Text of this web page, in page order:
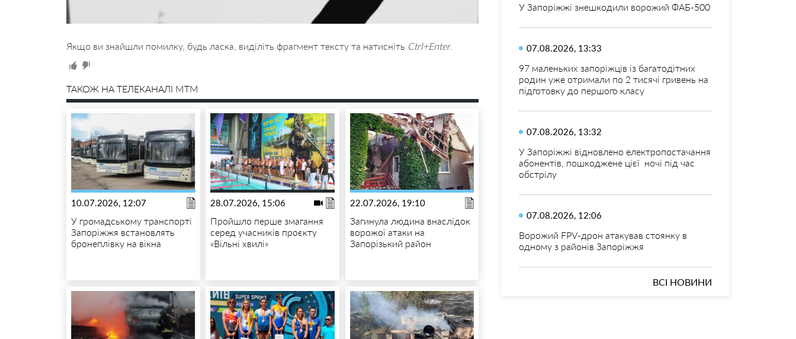
Якщо ви знайшли помилку, будь ласка, виділіть фрагмент тексту та натисніть Ctrl+Enter.
ТАКОЖ НА ТЕЛЕКАНАЛІ MTM
10.07.2026, 12:07
У громадському транспорті
Запоріжжя встановлять
бронеплівку на вікна
28.07.2026, 15:06
Пройшло перше змагання
серед учасників проєкту
«Вільні хвилі»
22.07.2026, 19:10
Загинула людина внаслідок
ворожої атаки на
Запорізький район
У Запоріжжі знешкодили ворожий ФАБ-500
07.08.2026, 13:33
97 маленьких запоріжців із багатодітних
родин уже отримали по 2 тисячі гривень на
підготовку до першого класу
07.08.2026, 13:32
У Запоріжжі відновлено електропостачання
абонентів, пошкоджене цієї ночі під час
обстрілу
07.08.2026, 12:06
Ворожий FPV-дрон атакував стоянку в
одному з районів Запоріжжя
ВСІ НОВИНИ